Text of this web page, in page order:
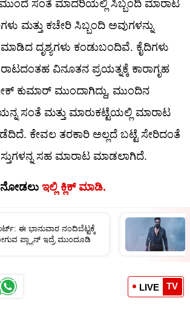
ಸಂತೆ ಮಾದರಿಯಲ್ಲಿ ಸಿಬ್ಬಂದಿ ಮಾರಾಟ
ಮತ್ತು ಕಚೇರಿ ಸಿಬ್ಬಂದಿ ಅವುಗಳನ್ನು
ದೃಶ್ಯಗಳು ಕಂಡುಬಂದಿವೆ. ಕೈದಿಗಳು
ವಿನೂತನ ಪ್ರಯತ್ನಕ್ಕೆ ಕಾರಾಗೃಹ
ಕುಮಾರ್​​ ಮುಂದಾಗಿದ್ದು, ಮುಂದಿನ
ಸಂತೆ ಮತ್ತು ಮಾರುಕಟ್ಟೆಯಲ್ಲಿ ಮಾರಾಟ
ಕೇವಲ ತರಕಾರಿ ಅಲ್ಲದೆ ಬಟ್ಟೆ ಸೇರಿದಂತೆ
ಸಹ ಮಾರಾಟ ಮಾಡಲಾಗಿದೆ.
ನೋಡಲು ಇಲ್ಲಿ ಕ್ಲಿಕ್​​ ಮಾಡಿ.
ಈ ಭಾನುವಾರ ನಂದಿಬೆಟ್ಟಕ್ಕೆ
ಪ್ಲ್ಯಾನ್ ಇದ್ರೆ ಮುಂದೂಡಿ
LIVE TV